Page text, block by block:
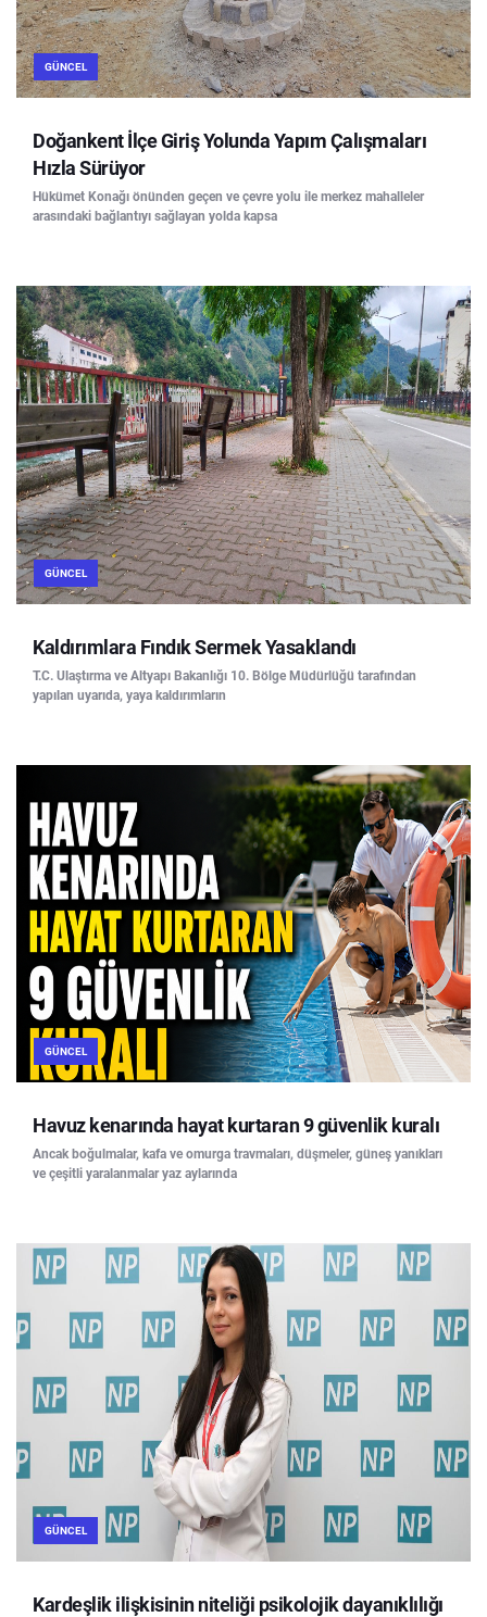
GÜNCEL
Doğankent İlçe Giriş Yolunda Yapım Çalışmaları
Hızla Sürüyor
Hükümet Konağı önünden geçen ve çevre yolu ile merkez mahalleler
arasındaki bağlantıyı sağlayan yolda kapsa
GÜNCEL
Kaldırımlara Fındık Sermek Yasaklandı
T.C. Ulaştırma ve Altyapı Bakanlığı 10. Bölge Müdürlüğü tarafından
yapılan uyarıda, yaya kaldırımların
GÜNCEL
Havuz kenarında hayat kurtaran 9 güvenlik kuralı
Ancak boğulmalar, kafa ve omurga travmaları, düşmeler, güneş yanıkları
ve çeşitli yaralanmalar yaz aylarında
GÜNCEL
Kardeşlik ilişkisinin niteliği psikolojik dayanıklılığı